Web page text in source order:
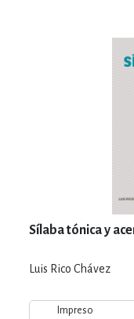
Sílaba tónica y
Luis Rico Chávez
Impreso